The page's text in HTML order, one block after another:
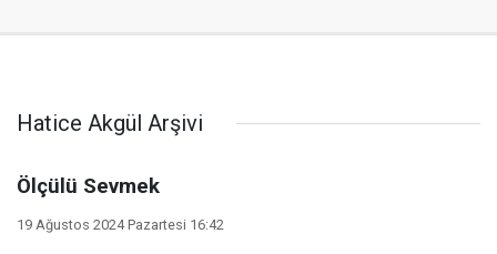
Hatice Akgül Arşivi
Ölçülü Sevmek
19 Ağustos 2024 Pazartesi 16:42